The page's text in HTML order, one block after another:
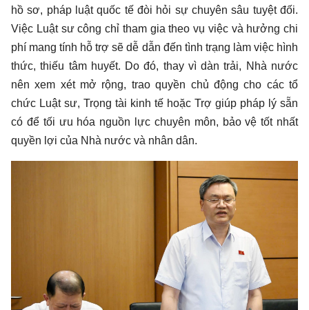
hồ sơ, pháp luật quốc tế đòi hỏi sự chuyên sâu tuyệt đối.
Việc Luật sư công chỉ tham gia theo vụ việc và hưởng chi
phí mang tính hỗ trợ sẽ dễ dẫn đến tình trạng làm việc hình
thức, thiếu tâm huyết. Do đó, thay vì dàn trải, Nhà nước
nên xem xét mở rộng, trao quyền chủ động cho các tổ
chức Luật sư, Trọng tài kinh tế hoặc Trợ giúp pháp lý sẵn
có để tối ưu hóa nguồn lực chuyên môn, bảo vệ tốt nhất
quyền lợi của Nhà nước và nhân dân.